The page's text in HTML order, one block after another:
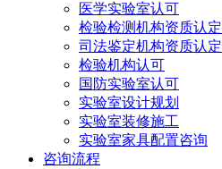
医学实验室认可
检验检测机构资质认定
司法鉴定机构资质认定
检验机构认可
国防实验室认可
实验室设计规划
实验室装修施工
实验室家具配置咨询
咨询流程